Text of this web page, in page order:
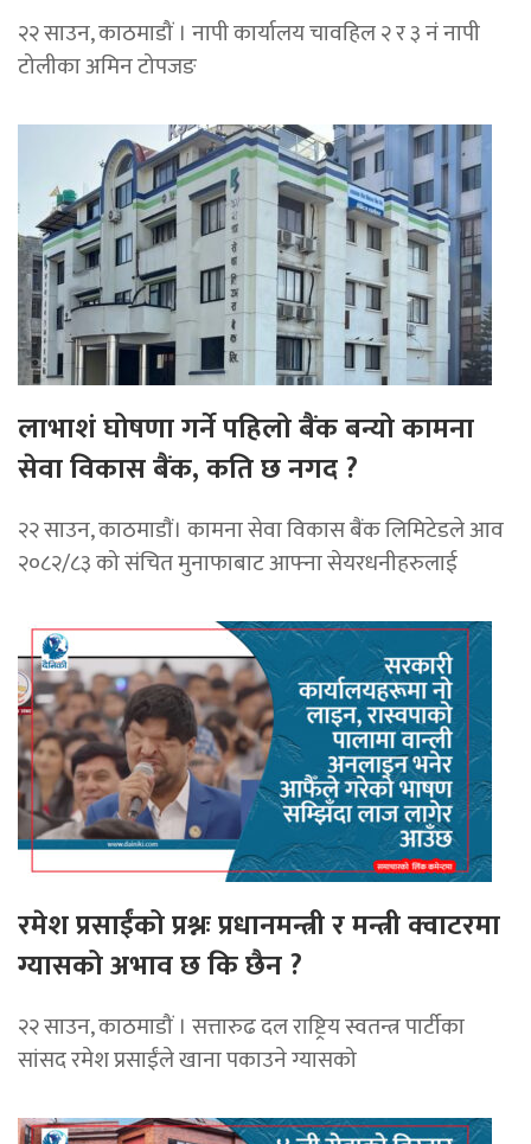
२२ साउन, काठमाडौं । नापी कार्यालय चावहिल २ र ३ नं नापी
टोलीका अमिन टोपजङ
लाभाशं घोषणा गर्ने पहिलो बैंक बन्यो कामना
सेवा विकास बैंक, कति छ नगद ?
२२ साउन, काठमाडाैं। कामना सेवा विकास बैंक लिमिटेडले आव
२०८२/८३ को संचित मुनाफाबाट आफ्ना सेयरधनीहरुलाई
रमेश प्रसाईंको प्रश्नः प्रधानमन्त्री र मन्त्री क्वाटरमा
ग्यासको अभाव छ कि छैन ?
२२ साउन, काठमाडौं । सत्तारुढ दल राष्ट्रिय स्वतन्त्र पार्टीका
सांसद रमेश प्रसाईंले खाना पकाउने ग्यासको